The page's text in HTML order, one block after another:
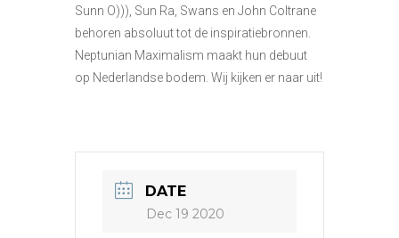
Sunn O))), Sun Ra, Swans en John Coltrane
behoren absoluut tot de inspiratiebronnen.
Neptunian Maximalism maakt hun debuut
op Nederlandse bodem. Wij kijken er naar uit!
DATE
Dec 19 2020